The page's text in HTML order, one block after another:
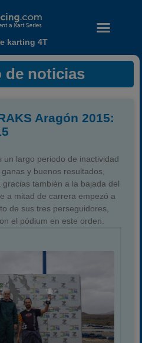
Noticias
Carreras finalizadas
Campeonato
Temporada 2026
Temporadas anteriores
karting 4T
de noticias
Aragón 2015:
un largo periodo de inactividad
y buenos resultados,
también a la bajada del
a mitad de carrera empezó a
de sus tres perseguidores,
el pódium en este orden.